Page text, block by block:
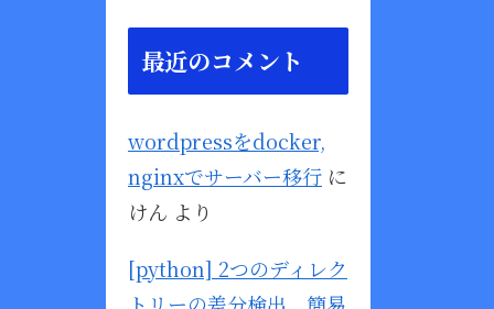
最近のコメント
wordpressをdocker,
nginxでサーバー移行 に
けん より
[python] 2つのディレク
トリーの差分検出、簡易